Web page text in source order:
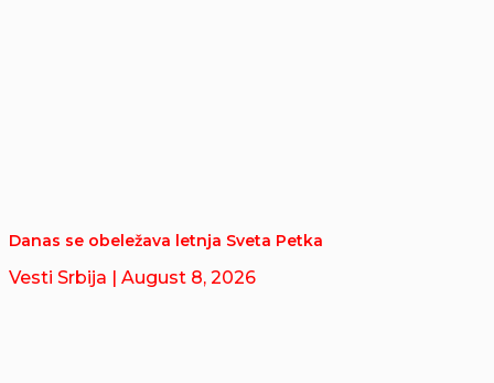
Danas se obeležava letnja Sveta Petka
Vesti Srbija | August 8, 2026